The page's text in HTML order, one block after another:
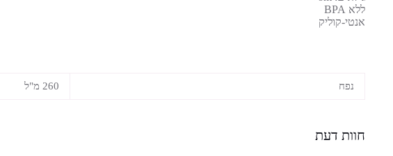
ללא BPA
אנטי-קוליק
נפח 260 מ"ל
חוות דעת